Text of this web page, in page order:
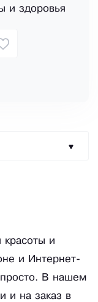
и здоровья
красоты и
и Интернет-
просто. В нашем
и на заказ в